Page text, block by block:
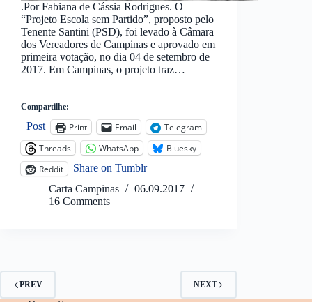
.Por Fabiana de Cássia Rodrigues. O
“Projeto Escola sem Partido”, proposto pelo
Tenente Santini (PSD), foi levado à Câmara
dos Vereadores de Campinas e aprovado em
primeira votação, no dia 04 de setembro de
2017. Em Campinas, o projeto traz…
Compartilhe:
Post Print Email
Telegram
Threads
WhatsApp
Bluesky
Reddit
Share on Tumblr
Carta Campinas
06.09.2017
16 Comments
PREV NEXT